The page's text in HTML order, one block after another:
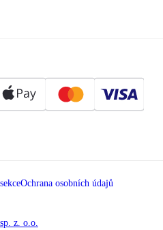
Ochrana osobních údajů
z. o.o.